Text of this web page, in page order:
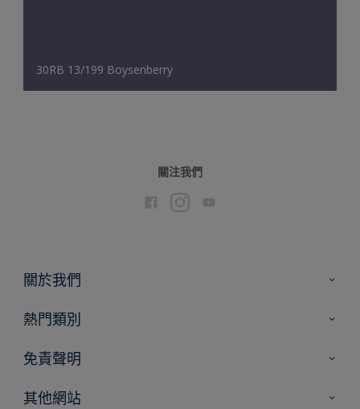
30RB 13/199 Boysenberry
關注我們
關於我們
聯絡我們
熱門類別
尋找顏色
專家見解
免責聲明
色彩準確度
其他網站